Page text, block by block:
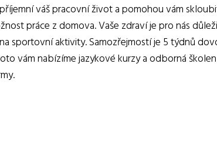
váš pracovní život a pomohou vám
práce z domova. Vaše zdraví je pro nás
sportovní aktivity. Samozřejmostí je 5 týdnů
vám nabízíme jazykové kurzy a odborná